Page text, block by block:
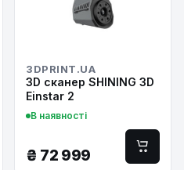
3DPRINT.UA
3D сканер SHINING 3D
Einstar 2
В наявності
₴ 72 999